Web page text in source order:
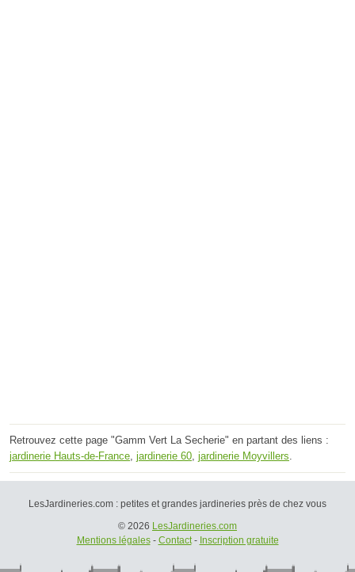
Retrouvez cette page "Gamm Vert La Secherie" en partant des liens :
jardinerie Hauts-de-France, jardinerie 60, jardinerie Moyvillers.
LesJardineries.com : petites et grandes jardineries près de chez vous
© 2026 LesJardineries.com
Mentions légales- Contact- Inscription gratuite